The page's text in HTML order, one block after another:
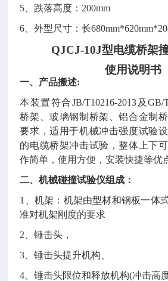
5、跌落高度：200mm
6、外型尺寸：长
QJCJ-10J型电缆桥架
使用说明书
一、产品搬述:
本装置符合JB/T10216-2013及GB/
桥架、玻璃钢制桥架、铝合金制
要求，适用于机械冲击强度试验
的电缆桥架冲击试验，整体上下
作简单，使用方便，安装快捷等优
二、机械碰撞试验仪组成：
1、机架：机架由型材和钢板一体
准对机架刚度的要求
2、锤击头，
3、锤击头提升机构、
4、锤击头限位和释放机构(冲击高